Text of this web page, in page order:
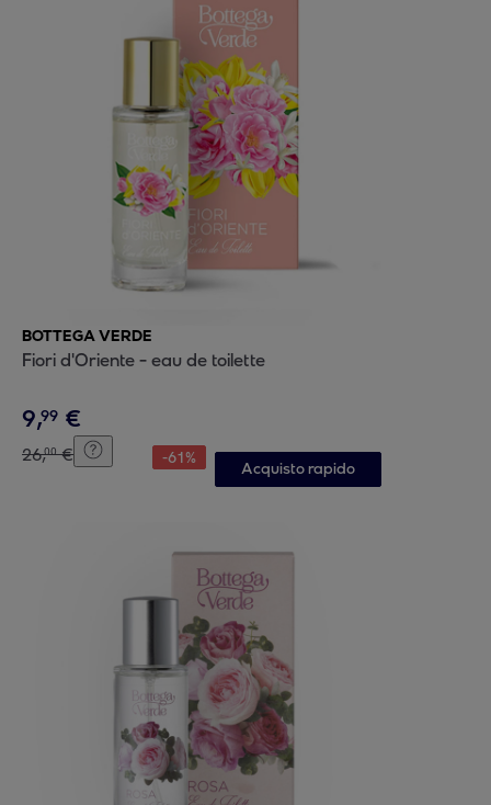
BOTTEGA VERDE
Fiori d'Oriente - eau de toilette
9,99 €
26,00 € -61%
Acquisto rapido